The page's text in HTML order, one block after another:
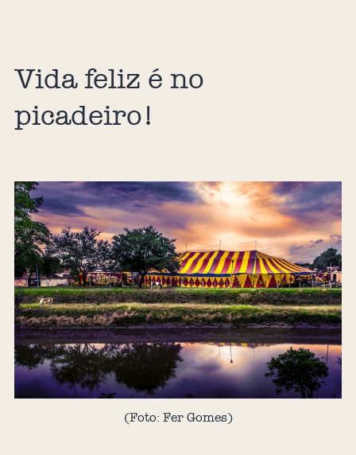
Vida feliz é no
picadeiro!
(Foto: Fer Gomes)